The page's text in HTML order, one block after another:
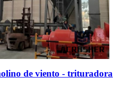
de viento - trituradora